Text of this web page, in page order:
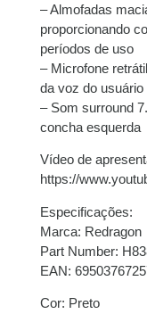
4x deR$
juros
5x deR$84,47
juros
R$
juros
juros
– Almofadas
proporcionando
períodos de uso
– Microfone
da voz do usuário
– Som surround
concha esquerda
Vídeo de
https://
Especificações:
Marca: Redragon
Part Number:
EAN:
Cor: Preto